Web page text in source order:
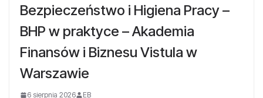
Bezpieczeństwo i Higiena Pracy –
BHP w praktyce – Akademia
Finansów i Biznesu Vistula w
Warszawie
6 sierpnia 2026 EB